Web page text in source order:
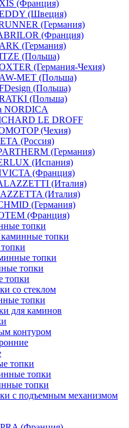
(Франция)
(Швеция)
(Германия)
(Франция)
(Германия)
(Польша)
(Германия-Чехия)
MET (Польша)
(Польша)
(Польша)
NORDICA
LE DROFF
(Чехия)
(Россия)
(Германия)
(Испания)
(Франция)
(Италия)
(Италия)
(Германия)
(Франция)
топки
топки
топки
топки
топки
со стеклом
топки
для каминов
контуром
топки
топки
топки
с подъемным механизмом